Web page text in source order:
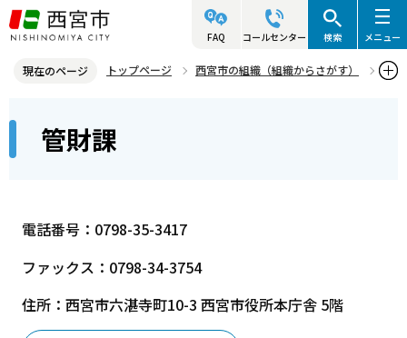
こ
の
ジ
先
FAQ コールセンター 検索 メニュー
現在のページ トップページ
西宮市の組織（組織からさがす）
こ
管財課
電話番号：0798-35-3417
ファックス：0798-34-3754
住所：西宮市六湛寺町10-3 西宮市役所本庁舎 5階